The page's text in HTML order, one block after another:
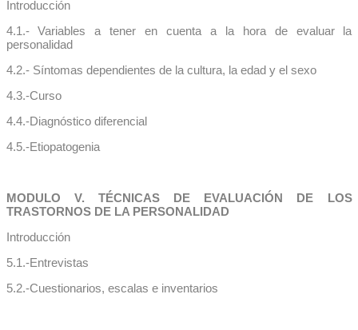
Introducción
4.1.- Variables a tener en cuenta a la hora de evaluar la
personalidad
4.2.- Síntomas dependientes de la cultura, la edad y el sexo
4.3.-Curso
4.4.-Diagnóstico diferencial
4.5.-Etiopatogenia
MODULO V. TÉCNICAS DE EVALUACIÓN DE LOS
TRASTORNOS DE LA PERSONALIDAD
Introducción
5.1.-Entrevistas
5.2.-Cuestionarios, escalas e inventarios